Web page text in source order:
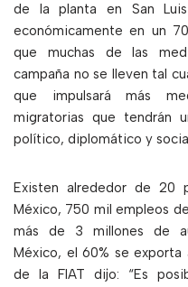
de la planta en San
económicamente en un
que muchas de las
campaña no se lleven tal
que impulsará más
migratorias que tendrán
político, diplomático y
Existen alrededor de 20
México, 750 mil empleos
más de 3 millones de
México, el 60% se exporta
de la FIAT dijo: “Es